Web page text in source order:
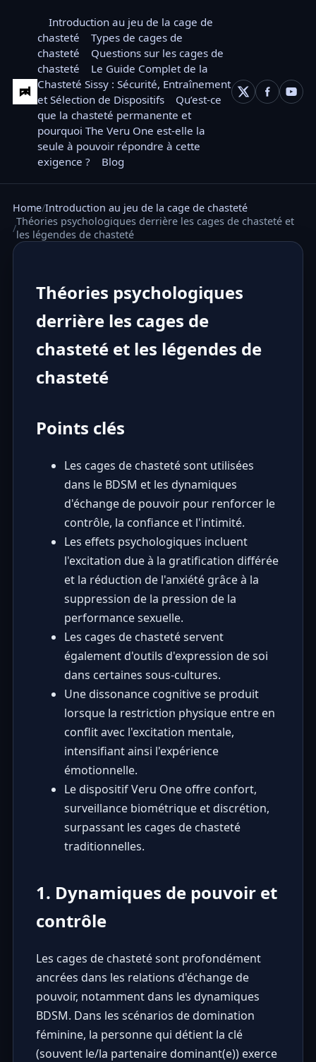
Introduction au jeu de la cage de
chasteté
Types de cages de
chasteté
Questions sur les cages de
chasteté
Le Guide Complet de la
Chasteté Sissy : Sécurité, Entraînement
et Sélection de Dispositifs
Qu’est-ce
que la chasteté permanente et
pourquoi The Veru One est-elle la
seule à pouvoir répondre à cette
exigence ?
Blog
Home Introduction au jeu de la cage de chasteté
Théories psychologiques derrière les cages de chasteté et
les légendes de chasteté
Théories psychologiques
derrière les cages de
chasteté et les légendes de
chasteté
Points clés
Les cages de chasteté sont utilisées
dans le BDSM et les dynamiques
d'échange de pouvoir pour renforcer le
contrôle, la confiance et l'intimité.
Les effets psychologiques incluent
l'excitation due à la gratification différée
et la réduction de l'anxiété grâce à la
suppression de la pression de la
performance sexuelle.
Les cages de chasteté servent
également d'outils d'expression de soi
dans certaines sous-cultures.
Une dissonance cognitive se produit
lorsque la restriction physique entre en
conflit avec l'excitation mentale,
intensifiant ainsi l'expérience
émotionnelle.
Le dispositif Veru One offre confort,
surveillance biométrique et discrétion,
surpassant les cages de chasteté
traditionnelles.
1. Dynamiques de pouvoir et
contrôle
Les cages de chasteté sont profondément
ancrées dans les relations d'échange de
pouvoir, notamment dans les dynamiques
BDSM. Dans les scénarios de domination
féminine, la personne qui détient la clé
(souvent le/la partenaire dominant(e)) exerce